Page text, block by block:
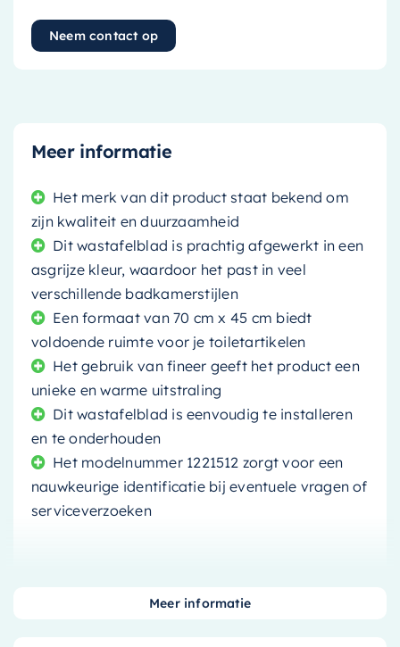
Neem contact op
Meer informatie
Het merk van dit product staat bekend om
zijn kwaliteit en duurzaamheid
Dit wastafelblad is prachtig afgewerkt in een
asgrijze kleur, waardoor het past in veel
verschillende badkamerstijlen
Een formaat van 70 cm x 45 cm biedt
voldoende ruimte voor je toiletartikelen
Het gebruik van fineer geeft het product een
unieke en warme uitstraling
Dit wastafelblad is eenvoudig te installeren
en te onderhouden
Het modelnummer 1221512 zorgt voor een
nauwkeurige identificatie bij eventuele vragen of
serviceverzoeken
Meer informatie